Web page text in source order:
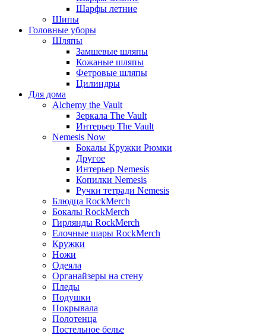
Шарфы летние
Шипы
Головные уборы
Шляпы
Замшевые шляпы
Кожаные шляпы
Фетровые шляпы
Цилиндры
Для дома
Alchemy the Vault
Зеркала The Vault
Интерьер The Vault
Nemesis Now
Бокалы Кружки Рюмки
Другое
Интерьер Nemesis
Копилки Nemesis
Ручки тетради Nemesis
Блюдца RockMerch
Бокалы RockMerch
Гирлянды RockMerch
Елочные шары RockMerch
Кружки
Ножи
Одеяла
Органайзеры на стену
Пледы
Подушки
Покрывала
Полотенца
Постельное белье